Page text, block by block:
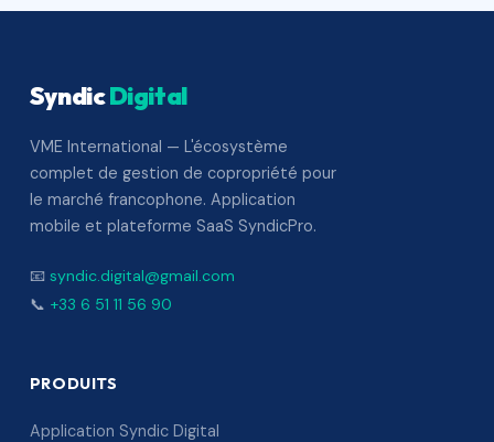
SyndicDigital
VME International — L'écosystème
complet de gestion de copropriété pour
le marché francophone. Application
mobile et plateforme SaaS SyndicPro.
📧 syndic.digital@gmail.com
📞 +33 6 51 11 56 90
PRODUITS
Application Syndic Digital